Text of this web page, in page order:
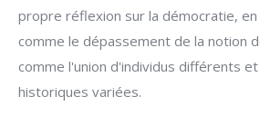
propre réflexion sur la démocratie,
comme le dépassement de la notion
comme l'union d'individus différents
historiques variées.